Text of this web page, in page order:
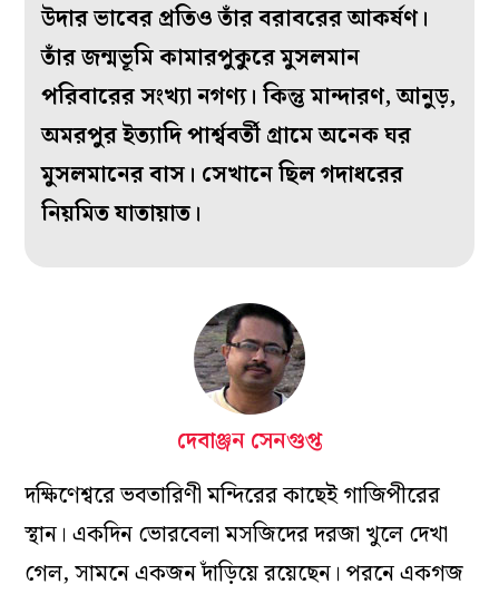
উদার ভাবের প্রতিও তাঁর বরাবরের আকর্ষণ।
তাঁর জন্মভূমি কামারপুকুরে মুসলমান
পরিবারের সংখ্যা নগণ্য। কিন্তু মান্দারণ, আনুড়,
অমরপুর ইত্যাদি পার্শ্ববর্তী গ্রামে অনেক ঘর
মুসলমানের বাস। সেখানে ছিল গদাধরের
নিয়মিত যাতায়াত।
দেবাঞ্জন সেনগুপ্ত
দক্ষিণেশ্বরে ভবতারিণী মন্দিরের কাছেই গাজিপীরের
স্থান। একদিন ভোরবেলা মসজিদের দরজা খুলে দেখা
গেল, সামনে একজন দাঁড়িয়ে রয়েছেন। পরনে একগজ